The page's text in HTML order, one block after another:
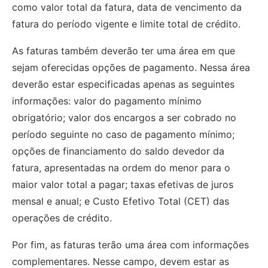
como valor total da fatura, data de vencimento da
fatura do período vigente e limite total de crédito.
As faturas também deverão ter uma área em que
sejam oferecidas opções de pagamento. Nessa área
deverão estar especificadas apenas as seguintes
informações: valor do pagamento mínimo
obrigatório; valor dos encargos a ser cobrado no
período seguinte no caso de pagamento mínimo;
opções de financiamento do saldo devedor da
fatura, apresentadas na ordem do menor para o
maior valor total a pagar; taxas efetivas de juros
mensal e anual; e Custo Efetivo Total (CET) das
operações de crédito.
Por fim, as faturas terão uma área com informações
complementares. Nesse campo, devem estar as